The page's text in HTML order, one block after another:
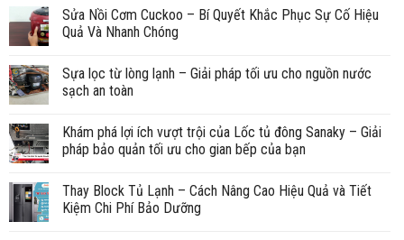
Sửa Nồi Cơm Cuckoo – Bí Quyết Khắc Phục Sự Cố Hiệu
Quả Và Nhanh Chóng
Sựa lọc từ lòng lạnh – Giải pháp tối ưu cho nguồn nước
sạch an toàn
Khám phá lợi ích vượt trội của Lốc tủ đông Sanaky – Giải
pháp bảo quản tối ưu cho gian bếp của bạn
Thay Block Tủ Lạnh – Cách Nâng Cao Hiệu Quả và Tiết
Kiệm Chi Phí Bảo Dưỡng